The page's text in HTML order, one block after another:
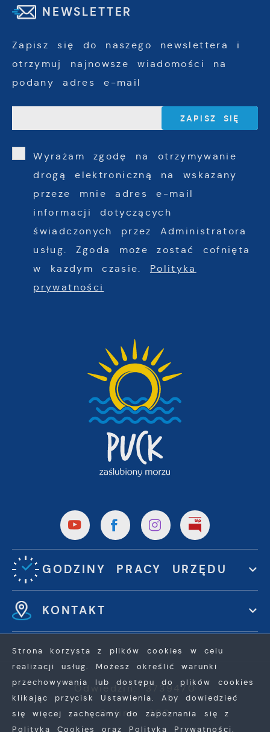
NEWSLETTER
Zapisz się do naszego newslettera i
otrzymuj najnowsze wiadomości na
podany adres e-mail
Wyrażam zgodę na otrzymywanie
drogą elektroniczną na wskazany
przeze mnie adres e-mail
informacji dotyczących
świadczonych przez Administratora
usług. Zgoda może zostać cofnięta
w każdym czasie. Polityka
prywatności
GODZINY PRACY URZĘDU
KONTAKT
Odwiedzin: 3739470
Online: 300
Strona korzysta z plików cookies w celu
realizacji usług. Możesz określić warunki
przechowywania lub dostępu do plików cookies
klikając przycisk Ustawienia. Aby dowiedzieć
się więcej zachęcamy do zapoznania się z
Polityką Cookies oraz Polityką Prywatności.